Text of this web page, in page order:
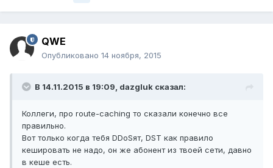
QWE
Опубликовано 14 ноября, 2015
В 14.11.2015 в 19:09, dazgluk сказал:
Коллеги, про route-caching то сказали конечно все
правильно.
Вот только когда тебя DDoSят, DST как правило
кешировать не надо, он же абонент из твоей сети, давно
в кеше есть.